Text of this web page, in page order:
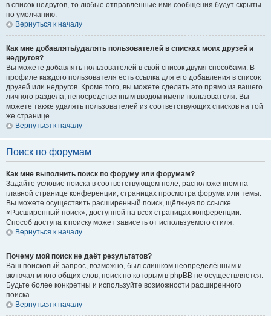
в список недругов, то любые отправленные ими сообщения будут скрыты
по умолчанию.
Вернуться к началу
Как мне добавлять/удалять пользователей в списках моих друзей и
недругов?
Вы можете добавлять пользователей в свой список двумя способами. В
профиле каждого пользователя есть ссылка для его добавления в список
друзей или недругов. Кроме того, вы можете сделать это прямо из вашего
личного раздела, непосредственным вводом имени пользователя. Вы
можете также удалять пользователей из соответствующих списков на той
же странице.
Вернуться к началу
Поиск по форумам
Как мне выполнить поиск по форуму или форумам?
Задайте условие поиска в соответствующем поле, расположенном на
главной странице конференции, страницах просмотра форума или темы.
Вы можете осуществить расширенный поиск, щёлкнув по ссылке
«Расширенный поиск», доступной на всех страницах конференции.
Способ доступа к поиску может зависеть от используемого стиля.
Вернуться к началу
Почему мой поиск не даёт результатов?
Ваш поисковый запрос, возможно, был слишком неопределённым и
включал много общих слов, поиск по которым в phpBB не осуществляется.
Будьте более конкретны и используйте возможности расширенного
поиска.
Вернуться к началу